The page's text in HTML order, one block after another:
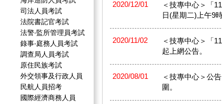
司法人員考試
法院書記官考試
法警‧監所管理員考試
錄事‧庭務人員考試
調查局人員考試
原住民族考試
外交領事及行政人員
民航人員招考
國際經濟商務人員
2020/12/01
＜技專中心＞「
日(星期二)上午9
2020/11/02
＜技專中心＞「
起上網公告。
2020/08/01
＜技專中心＞公
圍。